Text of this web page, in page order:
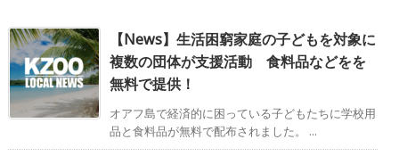
【News】生活困窮家庭の子どもを対象に
複数の団体が支援活動 食料品などをを
無料で提供！
オアフ島で経済的に困っている子どもたちに学校用
品と食料品が無料で配布されました。 ...